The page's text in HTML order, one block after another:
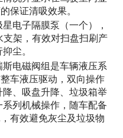
保证清吸效果。
电子隔膜泵（一个），
架，有效对扫盘扫刷产
尘。
电磁阀组是车辆液压系
车液压驱动，双向操作
、吸盘升降、垃圾箱举
列机械操作，随车配备
有效避免灰尘及垃圾物